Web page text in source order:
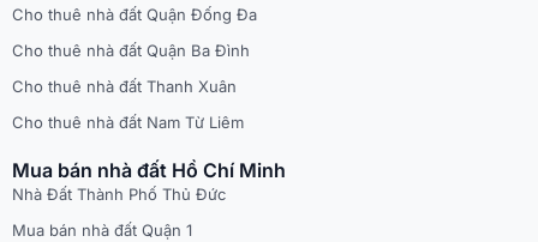
Cho thuê nhà đất Quận Đống Đa
Cho thuê nhà đất Quận Ba Đình
Cho thuê nhà đất Thanh Xuân
Cho thuê nhà đất Nam Từ Liêm
Mua bán nhà đất Hồ Chí Minh
Nhà Đất Thành Phố Thủ Đức
Mua bán nhà đất Quận 1